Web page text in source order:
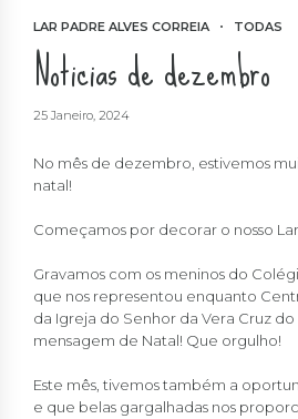
LAR PADRE ALVES CORREIA TODAS
Noticias de dezembro
25 Janeiro, 2024
No mês de dezembro, estivemos
natal!
Começamos por decorar o nosso
Gravamos com os meninos do
que nos representou enquanto
da Igreja do Senhor da Vera Cruz
mensagem de Natal! Que orgulho!
Este mês, tivemos também a
e que belas gargalhadas nos